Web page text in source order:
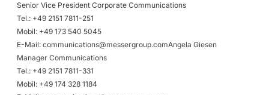
Senior Vice President Corporate Communications
Tel.: +49 2151 7811-251
Mobil: +49 173 540 5045
E-Mail: communications@messergroup.comAngela Giesen
Manager Communications
Tel.: +49 2151 7811-331
Mobil: +49 174 328 1184